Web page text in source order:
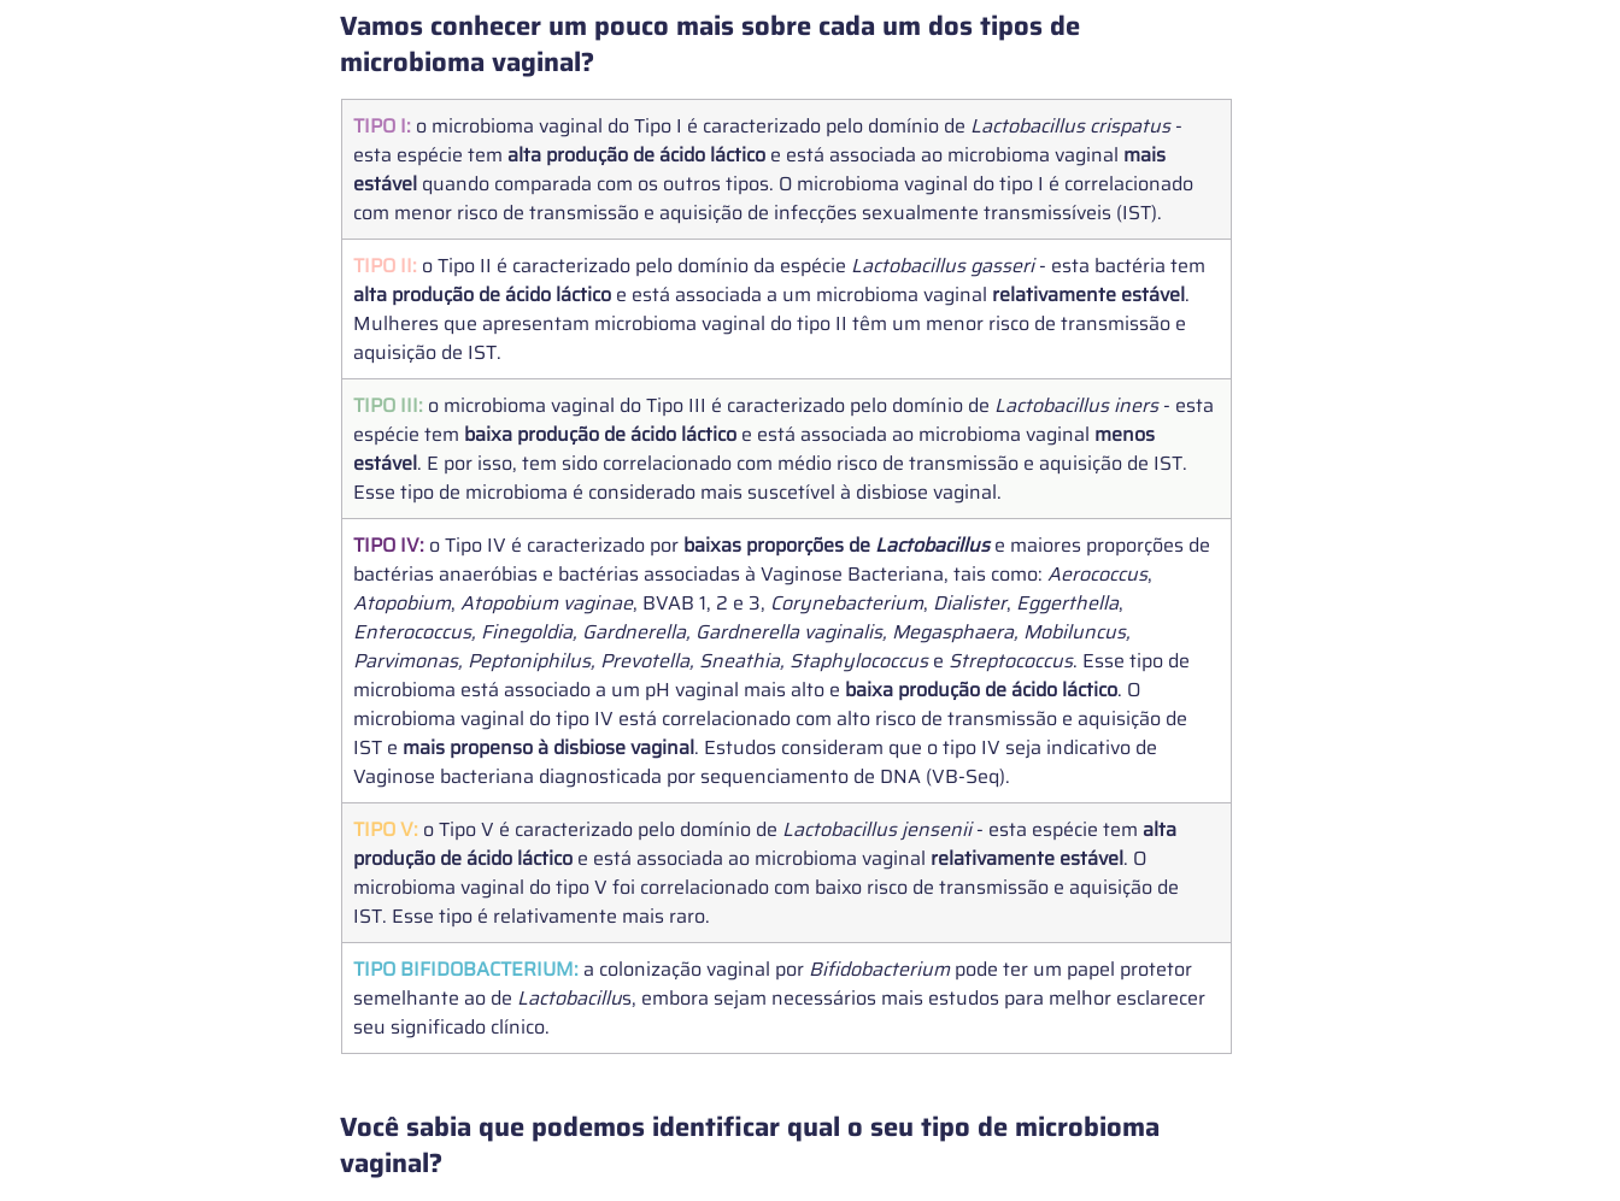
Vamos conhecer um pouco mais sobre cada um dos tipos de
microbioma vaginal?
TIPO I: o microbioma vaginal do Tipo I é caracterizado pelo domínio de Lactobacillus crispatus -
esta espécie tem alta produção de ácido láctico e está associada ao microbioma vaginal mais
estável quando comparada com os outros tipos. O microbioma vaginal do tipo I é correlacionado
com menor risco de transmissão e aquisição de infecções sexualmente transmissíveis (IST).
TIPO II: o Tipo II é caracterizado pelo domínio da espécie Lactobacillus gasseri - esta bactéria tem
alta produção de ácido láctico e está associada a um microbioma vaginal relativamente estável.
Mulheres que apresentam microbioma vaginal do tipo II têm um menor risco de transmissão e
aquisição de IST.
​TIPO III: o microbioma vaginal do Tipo III é caracterizado pelo domínio de Lactobacillus iners - esta
espécie tem baixa produção de ácido láctico e está associada ao microbioma vaginal menos
estável. E por isso, tem sido correlacionado com médio risco de transmissão e aquisição de IST.
Esse tipo de microbioma é considerado mais suscetível à disbiose vaginal.
​TIPO IV: oTipo IV é caracterizado por baixas proporções de Lactobacillus e maiores proporções de
bactérias anaeróbias e bactérias associadas à Vaginose Bacteriana, tais como: Aerococcus,
Atopobium, Atopobium vaginae, BVAB 1, 2 e 3, Corynebacterium, Dialister, Eggerthella,
Enterococcus, Finegoldia, Gardnerella, Gardnerella vaginalis, Megasphaera, Mobiluncus,
Parvimonas, Peptoniphilus, Prevotella, Sneathia, Staphylococcus e Streptococcus. Esse tipo de
microbioma está associado a um pH vaginal mais alto e baixa produção de ácido láctico. O
microbioma vaginal do tipo IV está correlacionado com alto risco de transmissão e aquisição de
IST e mais propenso à disbiose vaginal. Estudos consideram que o tipo IV seja indicativo de
Vaginose bacteriana diagnosticada por sequenciamento de DNA (VB-Seq).
​TIPO V: o Tipo V é caracterizado pelo domínio de Lactobacillus jensenii - esta espécie tem alta
produção de ácido láctico e está associada ao microbioma vaginal relativamente estável. O
microbioma vaginal do tipo V foi correlacionado com baixo risco de transmissão e aquisição de
IST. Esse tipo é relativamente mais raro.
TIPO BIFIDOBACTERIUM: a colonização vaginal por Bifidobacterium pode ter um papel protetor
semelhante ao de Lactobacillus, embora sejam necessários mais estudos para melhor esclarecer
seu significado clínico.
Você sabia que podemos identificar qual o seu tipo de microbioma
vaginal?